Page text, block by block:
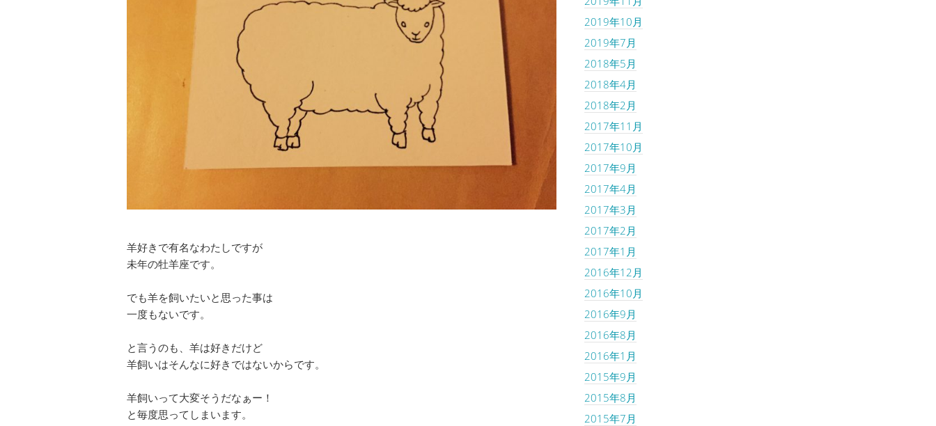
羊好きで有名なわたしですが
未年の牡羊座です。
でも羊を飼いたいと思った事は
一度もないです。
と言うのも、羊は好きだけど
羊飼いはそんなに好きではないからです。
羊飼いって大変そうだなぁー！
と毎度思ってしまいます。
2019年10月
2019年7月
2018年5月
2018年4月
2018年2月
2017年11月
2017年10月
2017年9月
2017年4月
2017年3月
2017年2月
2017年1月
2016年12月
2016年10月
2016年9月
2016年8月
2016年1月
2015年9月
2015年8月
2015年7月